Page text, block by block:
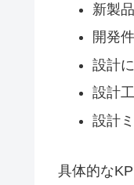
新製
開発
設計
設計
設計
具体的な